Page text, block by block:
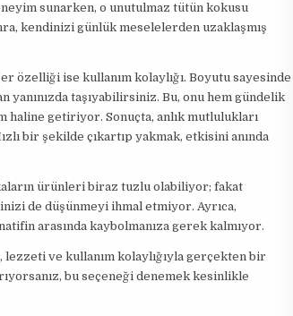
sunarken, o unutulmaz tütün kokusu
kendinizi günlük meselelerden uzaklaşmış
özelliği ise kullanım kolaylığı. Boyutu sayesinde
taşıyabilirsiniz. Bu, onu hem gündelik
haline getiriyor. Sonuçta, anlık mutlulukları
bir şekilde çıkartıp yakmak, etkisini anında
ürünleri biraz tuzlu olabiliyor; fakat
de düşünmeyi ihmal etmiyor. Ayrıca,
arasında kaybolmanıza gerek kalmıyor.
lezzeti ve kullanım kolaylığıyla gerçekten bir
bu seçeneği denemek kesinlikle